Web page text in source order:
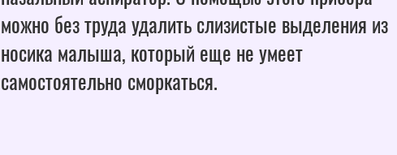
можно без труда удалить слизистые выделения из
носика малыша, который еще не умеет
самостоятельно сморкаться.